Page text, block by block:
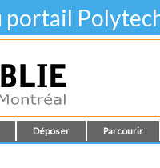
portail
Déposer Parcourir